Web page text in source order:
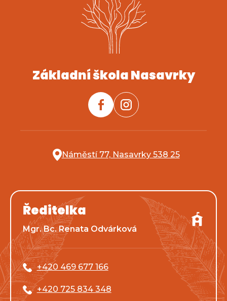
Základní škola Nasavrky
Náměstí 77, Nasavrky 538 25
Ředitelka
Mgr. Bc. Renata Odvárková
+420 469 677 166
+420 725 834 348